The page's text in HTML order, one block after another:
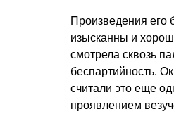
Произведения его
изысканны и
смотрела сквозь
беспартийность.
считали это еще
проявлением